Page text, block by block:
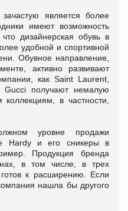
является более
имеют возможность
дизайнерская обувь в
удобной и спортивной
Обувное направление,
активно развивают
как Saint Laurent,
получают немалую
в частности,
уровне продажи
Hardy и его сникеры в
Продукция бренда
в том числе, в трех
к расширению. Если
нашла бы другого